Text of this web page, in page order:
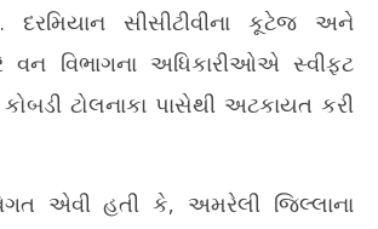
પર સિંહબાળને કચડીને પલાયન થયેલો કારચાલક
છે
દરમિયાન સીસીટીવીના કૂટેજ અને
વન વિભાગના અધિકારીઓએ સ્વીફ્ટ
ટોલનાકા પાસેથી અટકાયત કરી
એવી હતી કે, અમરેલી જિલ્લાના